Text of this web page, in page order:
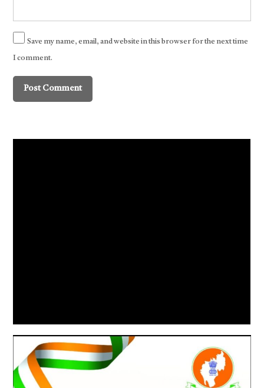
Save my name, email, and website in this browser for the next time
I comment.